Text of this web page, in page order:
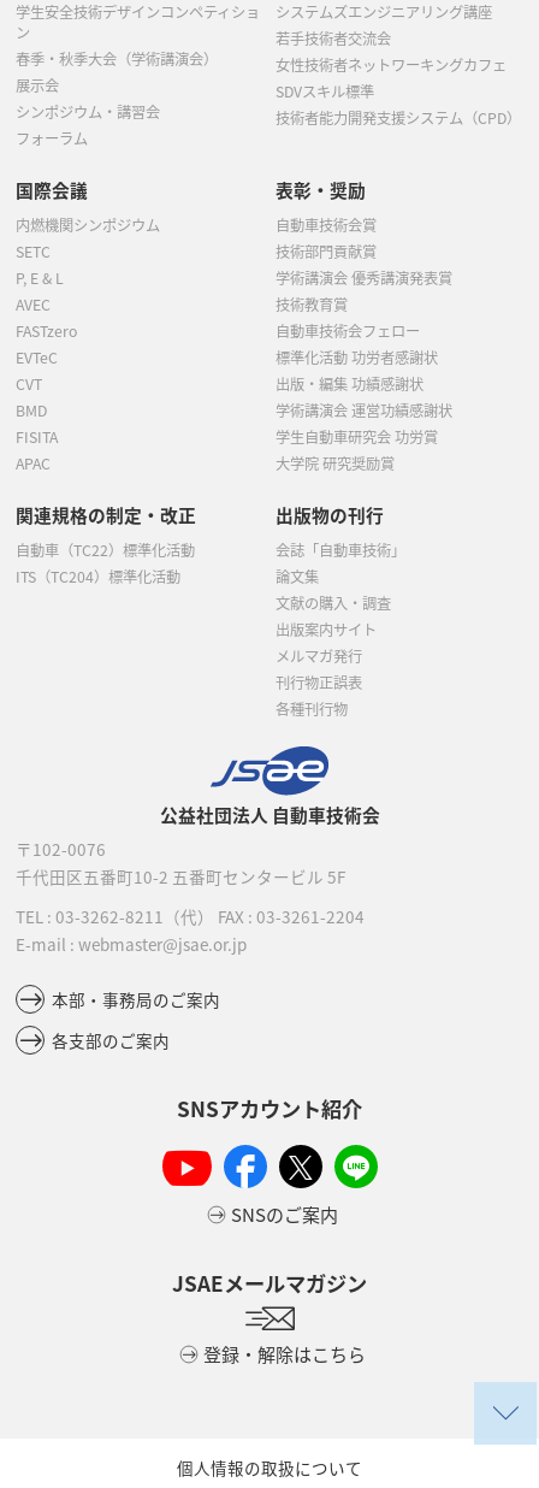
公益社団法人 自動車技術会
〒102-0076
千代田区五番町10-2 五番町センタービル 5F
TEL : 03-3262-8211 （代） FAX : 03-3261-2204
E-mail : webmaster@jsae.or.jp
本部・事務局のご案内
各支部のご案内
SNSアカウント紹介
SNSのご案内
JSAEメールマガジン
登録・解除はこちら
学生安全技術デザインコンペティショ
ン
春季・秋季大会（学術講演会）
展示会
シンポジウム・講習会
フォーラム
システムズエンジニアリング講座
若手技術者交流会
女性技術者ネットワーキングカフェ
SDVスキル標準
技術者能力開発支援システム（CPD）
国際会議
内燃機関シンポジウム
SETC
P, E & L
AVEC
FASTzero
EVTeC
CVT
BMD
FISITA
APAC
表彰・奨励
自動車技術会賞
技術部門貢献賞
学術講演会 優秀講演発表賞
技術教育賞
自動車技術会フェロー
標準化活動 功労者感謝状
出版・編集 功績感謝状
学術講演会 運営功績感謝状
学生自動車研究会 功労賞
大学院 研究奨励賞
関連規格の制定・改正
自動車（TC22）標準化活動
ITS（TC204）標準化活動
出版物の刊行
会誌「自動車技術」
論文集
文献の購入・調査
出版案内サイト
メルマガ発行
刊行物正誤表
各種刊行物
個人情報の取扱について